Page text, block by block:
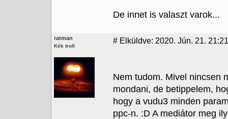
De innet is valaszt varok...
ratman
Kék troll
# Elküldve: 2020. Jún. 21. 21:21
Nem tudom. Mivel nincsen
mondani, de betippelem,
hogy a vudu3 minden
ppc-n. :D A mediátor meg